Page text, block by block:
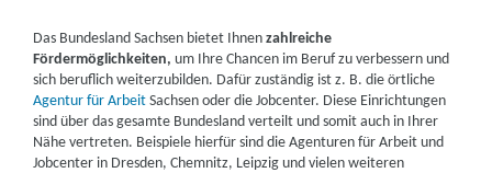
9, 02708 LöbauPartner
weitere Informationen
Fortbildungsakademie der Wirtschaft (faw)
gemeinnützige Gesellschaft mbH | James-Von-
Das Bundesland Sachsen bietet Ihnenzahlreiche
Fördermöglichkeiten, um Ihre Chancen im Beruf zu verbessern und
sich beruflich weiterzubilden. Dafür zuständig ist z. B. die örtliche
Agentur für Arbeit Sachsen oder die Jobcenter. Diese Einrichtungen
sind über das gesamte Bundesland verteilt und somit auch in Ihrer
Nähe vertreten. Beispiele hierfür sind die Agenturen für Arbeit und
Jobcenter in Dresden, Chemnitz, Leipzig und vielen weiteren